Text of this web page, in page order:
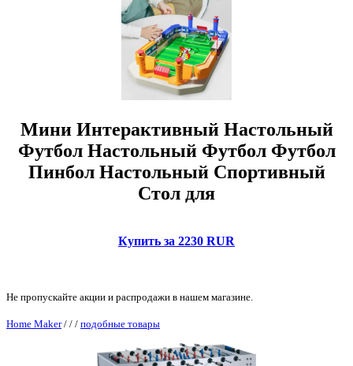
Мини Интерактивный Настольный
Футбол Настольный Футбол Футбол
Пинбол Настольный Спортивный
Стол для
Купить за 2230 RUR
Не пропускайте акции и распродажи в нашем магазине.
Home Maker/ / / подобные товары